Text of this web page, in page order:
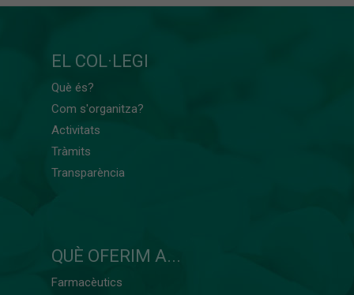
EL COL·LEGI
Què és?
Com s'organitza?
Activitats
Tràmits
Transparència
QUÈ OFERIM A...
Farmacèutics